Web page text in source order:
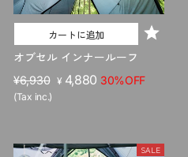
カートに追加
オブセル インナールーフ
販
売
¥6,930 セ
格
¥ 4,880 30%OFF
(Tax inc.)
SALE